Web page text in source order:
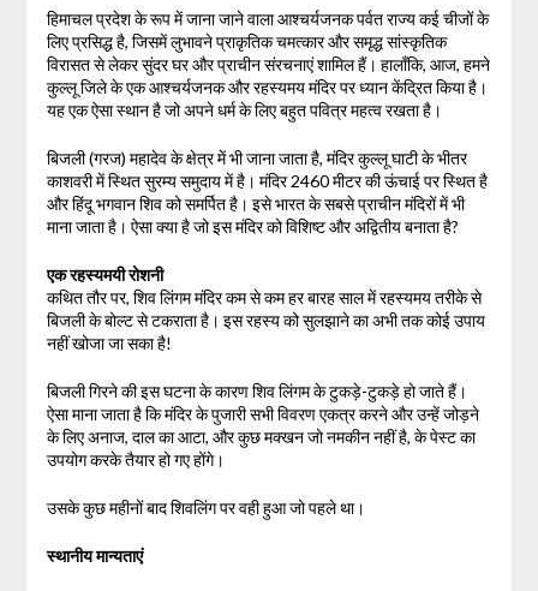
हिमाचल प्रदेश के रूप में जाना जाने वाला आश्चर्यजनक पर्वत राज्य कई चीजों के
लिए प्रसिद्ध है, जिसमें लुभावने प्राकृतिक चमत्कार और समृद्ध सांस्कृतिक
विरासत से लेकर सुंदर घर और प्राचीन संरचनाएं शामिल हैं। हालाँकि, आज, हमने
कुल्लू जिले के एक आश्चर्यजनक और रहस्यमय मंदिर पर ध्यान केंद्रित किया है।
यह एक ऐसा स्थान है जो अपने धर्म के लिए बहुत पवित्र महत्व रखता है।
बिजली (गरज) महादेव के क्षेत्र में भी जाना जाता है, मंदिर कुल्लू घाटी के भीतर
काशवरी में स्थित सुरम्य समुदाय में है। मंदिर 2460 मीटर की ऊंचाई पर स्थित है
और हिंदू भगवान शिव को समर्पित है। इसे भारत के सबसे प्राचीन मंदिरों में भी
माना जाता है। ऐसा क्या है जो इस मंदिर को विशिष्ट और अद्वितीय बनाता है?
एक रहस्यमयी रोशनी
कथित तौर पर, शिव लिंगम मंदिर कम से कम हर बारह साल में रहस्यमय तरीके से
बिजली के बोल्ट से टकराता है। इस रहस्य को सुलझाने का अभी तक कोई उपाय
नहीं खोजा जा सका है!
बिजली गिरने की इस घटना के कारण शिव लिंगम के टुकड़े-टुकड़े हो जाते हैं।
ऐसा माना जाता है कि मंदिर के पुजारी सभी विवरण एकत्र करने और उन्हें जोड़ने
के लिए अनाज, दाल का आटा, और कुछ मक्खन जो नमकीन नहीं है, के पेस्ट का
उपयोग करके तैयार हो गए होंगे।
उसके कुछ महीनों बाद शिवलिंग पर वही हुआ जो पहले था।
स्थानीय मान्यताएं